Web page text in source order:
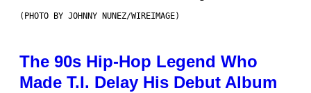
(PHOTO BY JOHNNY NUNEZ/WIREIMAGE)
The 90s Hip-Hop Legend Who
Made T.I. Delay His Debut Album